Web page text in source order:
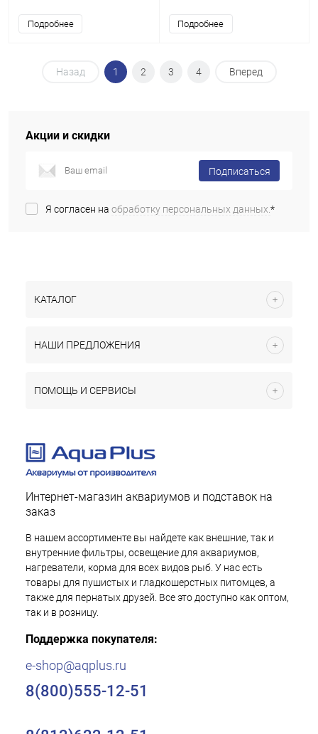
Подробнее Подробнее
Назад 1 2 3 4 Вперед
Акции и скидки
Подписаться
Я согласен на обработку персональных данных.*
КАТАЛОГ
НАШИ ПРЕДЛОЖЕНИЯ
ПОМОЩЬ И СЕРВИСЫ
Интернет-магазин аквариумов и подставок на
заказ
В нашем ассортименте вы найдете как внешние, так и
внутренние фильтры, освещение для аквариумов,
нагреватели, корма для всех видов рыб. У нас есть
товары для пушистых и гладкошерстных питомцев, а
также для пернатых друзей. Все это доступно как оптом,
так и в розницу.
Поддержка покупателя:
e-shop@aqplus.ru
8(800)555-12-51